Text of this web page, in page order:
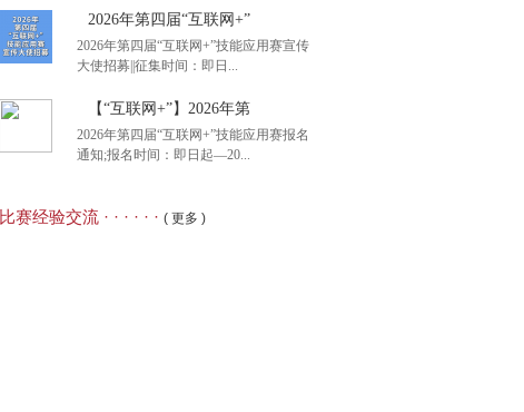
2026年第八届大学生语言文
2026年第四届“互联网+”
2026年第四届“互联网+”技能应用赛宣传
大使招募||征集时间：即日...
2026年第四届“互联网+”
【“互联网+”】2026年第
2026年第四届“互联网+”技能应用赛报名
通知;报名时间：即日起—20...
比赛经验交流 · · · · · · ( 更多 )